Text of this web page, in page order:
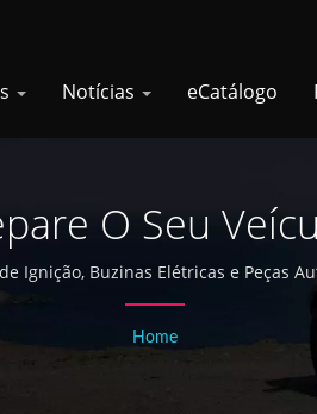
Notícias eCatálogo
O Seu
De Taiwan
Ignição, Buzinas Elétricas e Peças
Home